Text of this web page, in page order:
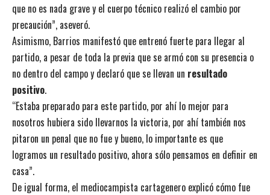
que no es nada grave y el cuerpo técnico realizó el cambio por
precaución”, aseveró.
Asimismo, Barrios manifestó que entrenó fuerte para llegar al
partido, a pesar de toda la previa que se armó con su presencia o
no dentro del campo y declaró que se llevan un resultado
positivo.
“Estaba preparado para este partido, por ahí lo mejor para
nosotros hubiera sido llevarnos la victoria, por ahí también nos
pitaron un penal que no fue y bueno, lo importante es que
logramos un resultado positivo, ahora sólo pensamos en definir en
casa”.
De igual forma, el mediocampista cartagenero explicó cómo fue